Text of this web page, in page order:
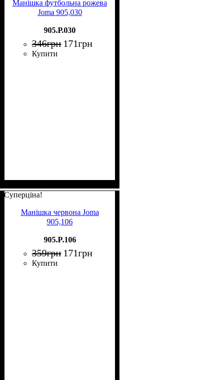
Манішка футбольна рожева
Joma 905,030
905.Р.030
346грн 171грн
Купити
Суперціна!
Манішка червона Joma
905,106
905.P.106
359грн 171грн
Купити